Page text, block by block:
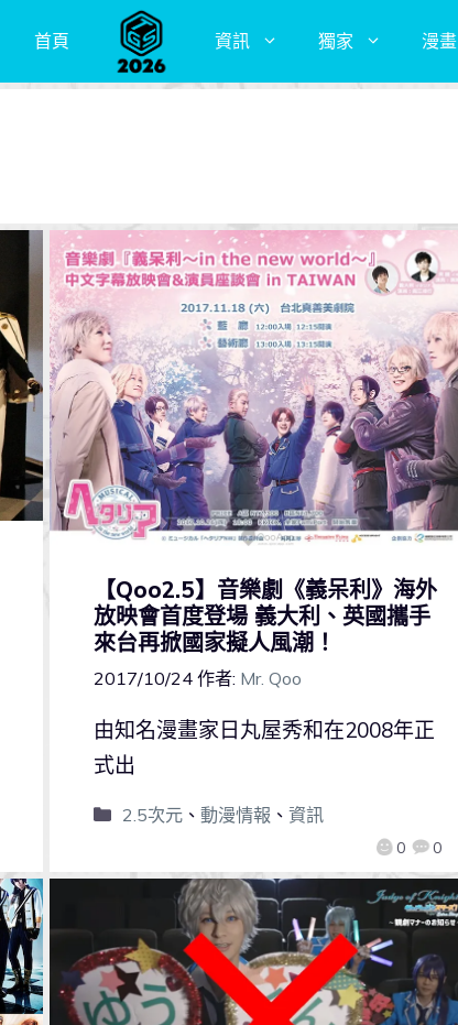
首頁 資訊 獨家 漫畫
【Qoo2.5】音樂劇《義呆利》海外
放映會首度登場 義大利、英國攜手
來台再掀國家擬人風潮！
2017/10/24 作者: Mr. Qoo
0 0
由知名漫畫家日丸屋秀和在2008年正
式出
2.5次元、 動漫情報 、 資訊